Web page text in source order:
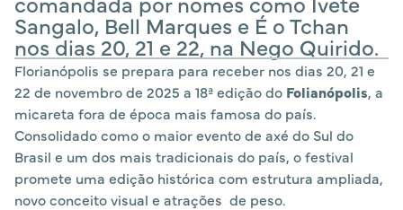
Sangalo, Bell Marques e É o Tchan
nos dias 20, 21 e 22, na Nego Quirido.
Florianópolis se prepara para receber nos dias 20, 21 e
22 de novembro de 2025 a 18ª edição do Folianópolis, a
micareta fora de época mais famosa do país.
Consolidado como o maior evento de axé do Sul do
Brasil e um dos mais tradicionais do país, o festival
promete uma edição histórica com estrutura ampliada,
novo conceito visual e atrações de peso.